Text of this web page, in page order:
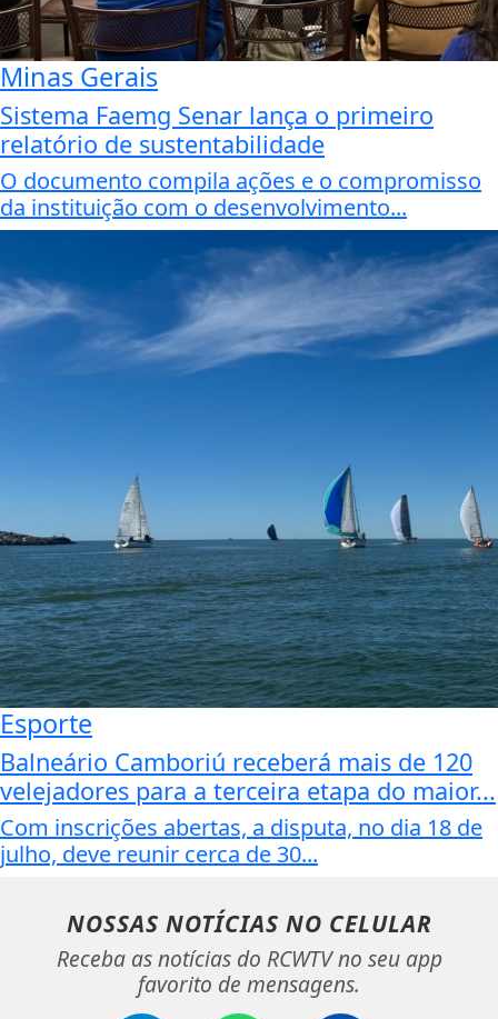
Minas Gerais
Sistema Faemg Senar lança o primeiro
relatório de sustentabilidade
O documento compila ações e o compromisso
da instituição com o desenvolvimento...
Esporte
Balneário Camboriú receberá mais de 120
velejadores para a terceira etapa do maior...
Com inscrições abertas, a disputa, no dia 18 de
julho, deve reunir cerca de 30...
NOSSAS NOTÍCIAS NO CELULAR
Receba as notícias do RCWTV no seu app
favorito de mensagens.